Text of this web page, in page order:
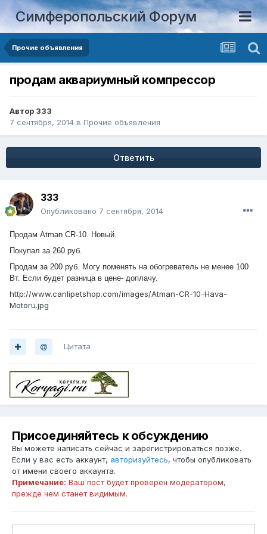
Симферопольский Форум
Прочие объявления
продам аквариумный компрессор
Автор 333
7 сентября, 2014 в Прочие объявления
Ответить
333
Опубликовано 7 сентября, 2014
Продам Atman CR-10. Новый.
Покупал за 260 руб.
Продам за 200 руб. Могу поменять на обогреватель не менее 100
Вт. Если будет разница в цене- доплачу.
http://www.canlipetshop.com/images/Atman-CR-10-Hava-
Motoru.jpg
Цитата
Присоединяйтесь к обсуждению
Вы можете написать сейчас и зарегистрироваться позже.
Если у вас есть аккаунт, авторизуйтесь, чтобы опубликовать
от имени своего аккаунта.
Примечание: Ваш пост будет проверен модератором,
прежде чем станет видимым.